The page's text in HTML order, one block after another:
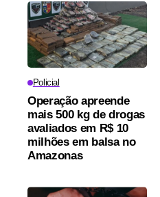
Policial
Operação apreende
mais 500 kg de drogas
avaliados em R$ 10
milhões em balsa no
Amazonas